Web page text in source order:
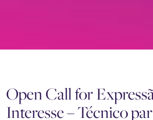
Open Call for
Interesse – Técnico